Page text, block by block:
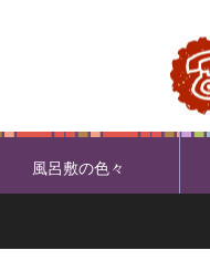
風呂敷の色々